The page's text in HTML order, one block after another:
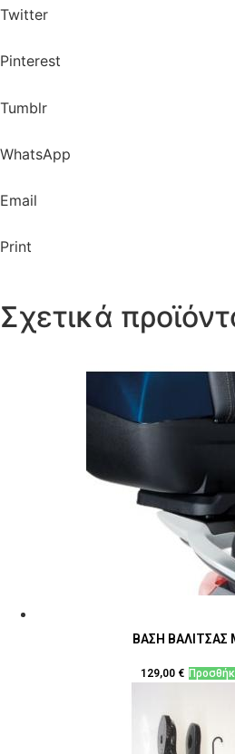
Twitter
Pinterest
Tumblr
WhatsApp
Email
Print
Σχετικά
ΒΑΣΗ ΒΑΛΙΤΣΑΣ
129,00 €